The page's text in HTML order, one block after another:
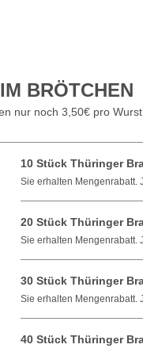
BRÖTCHEN
nur noch 3,50€ pro
10 Stück Thüringer
Sie erhalten Mengenrabatt.
20 Stück Thüringer
Sie erhalten Mengenrabatt.
30 Stück Thüringer
Sie erhalten Mengenrabatt.
40 Stück Thüringer